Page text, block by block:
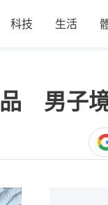
科技 生活
男子